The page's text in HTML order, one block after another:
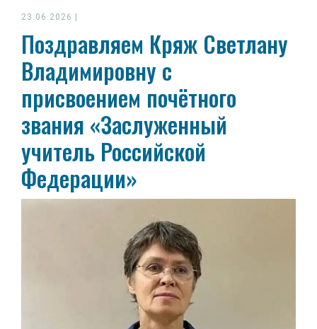
23.06.2026
Поздравляем Кряж Светлану
Владимировну с
присвоением почётного
звания «Заслуженный
учитель Российской
Федерации»